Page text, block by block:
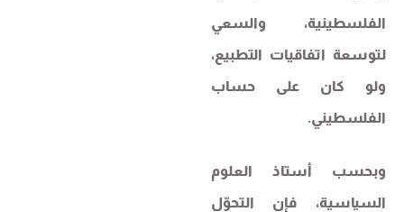
الفلسطينية، والسعي
لتوسعة اتفاقيات التطبيع،
ولو كان على حساب
الفلسطيني.
وبحسب أستاذ العلوم
السياسية، فإن التحوّل